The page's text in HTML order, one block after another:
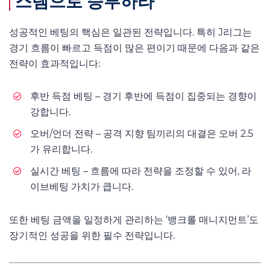
성공적인 베팅의 핵심은 일관된 전략입니다. 특히 J리그는
경기 흐름이 빠르고 득점이 많은 편이기 때문에 다음과 같은
전략이 효과적입니다:
후반 득점 베팅 – 경기 후반에 득점이 집중되는 경향이
강합니다.
오버/언더 전략 – 공격 지향 팀끼리의 대결은 오버 2.5
가 유리합니다.
실시간 베팅 – 흐름에 따라 전략을 조정할 수 있어, 라
이브베팅 가치가 큽니다.
또한 베팅 금액을 일정하게 관리하는 ‘뱅크롤 매니지먼트’도
장기적인 성공을 위한 필수 전략입니다.